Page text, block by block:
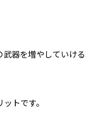
器を増やしていける
トです。